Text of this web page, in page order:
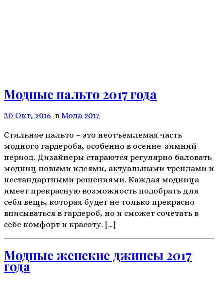
Модные пальто 2017 года
30 Окт, 2016 в Мода 2017
Стильное пальто – это неотъемлемая часть
модного гардероба, особенно в осенне-зимний
период. Дизайнеры стараются регулярно баловать
модниц новыми идеями, актуальными трендами и
нестандартными решениями. Каждая модница
имеет прекрасную возможность подобрать для
себя вещь, которая будет не только прекрасно
вписываться в гардероб, но и сможет сочетать в
себе комфорт и красоту. […]
Модные женские джинсы 2017
года